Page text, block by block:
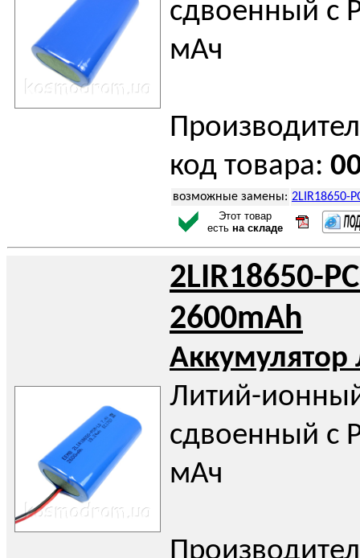
сдвоенный с
мАч
код товара:
возможные замены: 2LIR18650-
Этот товар
есть на складе
2LIR18650-
2600mAh
Аккумулятор
Литий-
сдвоенный с
мАч